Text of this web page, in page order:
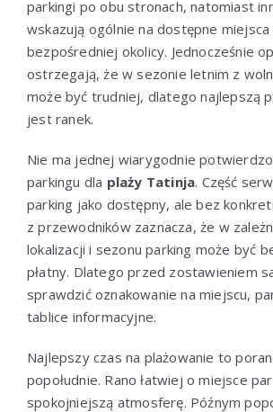
parkingi po obu stronach, natomiast
wskazują ogólnie na dostępne
bezpośredniej okolicy. Jednocześnie
ostrzegają, że w sezonie letnim z
może być trudniej, dlatego najlepszą
jest ranek.
Nie ma jednej wiarygodnie
parkingu dla plaży Tatinja. Część
parking jako dostępny, ale bez
z przewodników zaznacza, że w
lokalizacji i sezonu parking może być
płatny. Dlatego przed zostawieniem
sprawdzić oznakowanie na miejscu,
tablice informacyjne.
Najlepszy czas na plażowanie to
popołudnie. Rano łatwiej o miejsce
spokojniejszą atmosferę. Późnym